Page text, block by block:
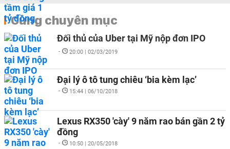
Cùng chuyên mục
Đối thủ của Uber tại Mỹ nộp đơn IPO
- 20:00 | 02/03/2019
Đại lý ô tô tung chiêu ‘bia kèm lạc’
- 15:44 | 06/10/2018
Lexus RX350 'cày' 9 năm rao bán gần 2 tỷ
đồng
- 10:50 | 20/05/2018